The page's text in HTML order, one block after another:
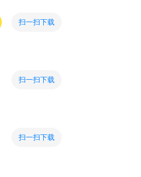
扫一扫下载
扫一扫下载
扫一扫下载